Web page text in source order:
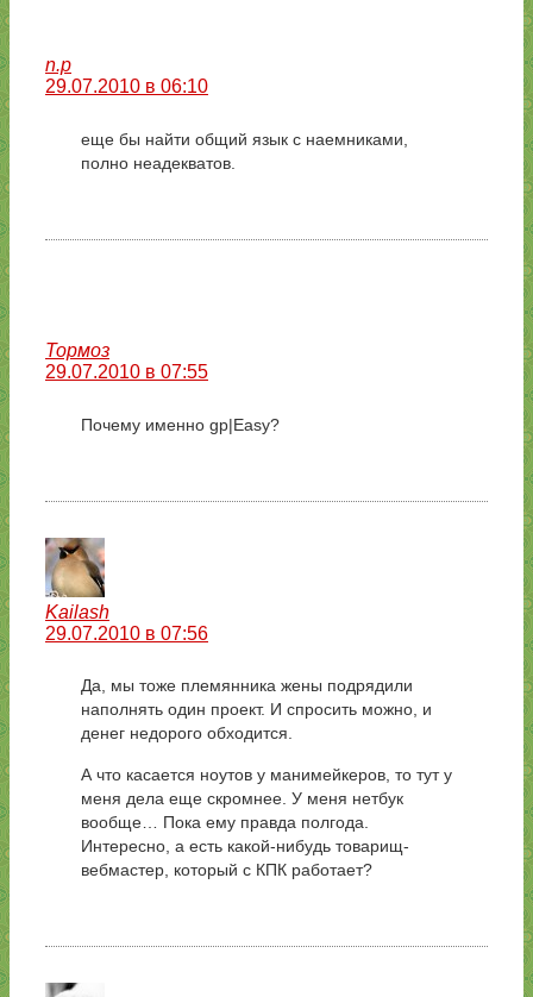
n.p
29.07.2010 в 06:10
еще бы найти общий язык с наемниками,
полно неадекватов.
Тормоз
29.07.2010 в 07:55
Почему именно gp|Easy?
Kailash
29.07.2010 в 07:56
Да, мы тоже племянника жены подрядили
наполнять один проект. И спросить можно, и
денег недорого обходится.
А что касается ноутов у манимейкеров, то тут у
меня дела еще скромнее. У меня нетбук
вообще… Пока ему правда полгода.
Интересно, а есть какой-нибудь товарищ-
вебмастер, который с КПК работает?